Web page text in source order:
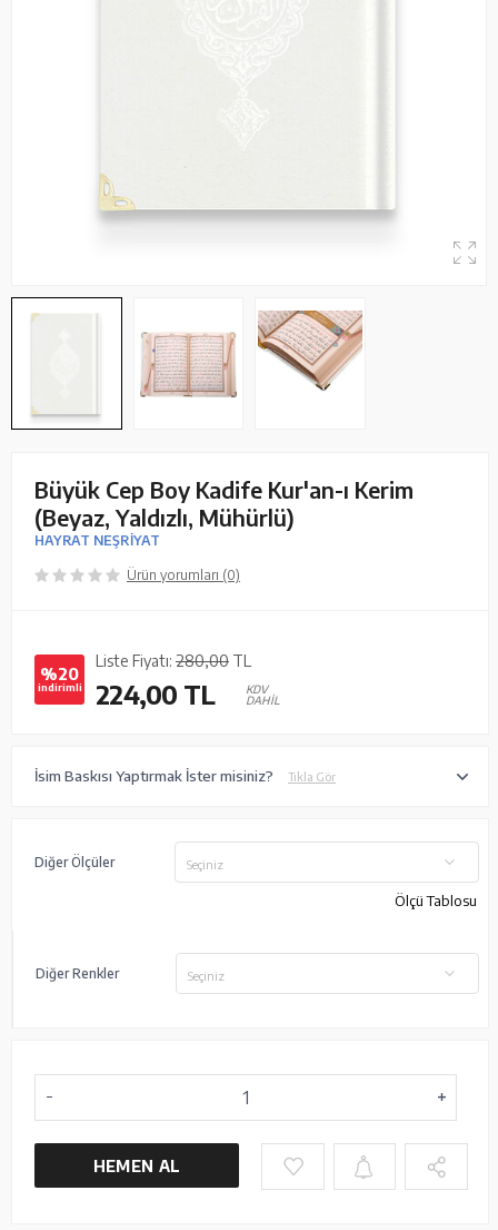
Büyük Cep Boy Kadife Kur'an-ı Kerim
(Beyaz, Yaldızlı, Mühürlü)
HAYRAT NEŞRİYAT
Ürün yorumları (0)
%20
indirimli
Liste Fiyatı: 280,00 TL
224,00 TL
KDV
DAHİL
İsim Baskısı Yaptırmak İster misiniz? Tıkla Gör
Diğer Ölçüler Seçiniz
Ölçü Tablosu
Diğer Renkler Seçiniz
HEMEN AL